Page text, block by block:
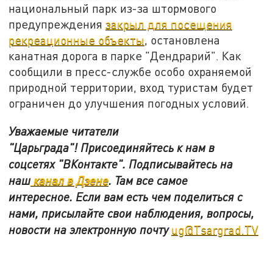
национальный парк из-за штормового
предупреждениязакрыл для посещения
рекреационные объекты, остановлена
канатная дорога в парке "Дендрарий". Как
сообщили в пресс-службе особо охраняемой
природной территории, вход туристам будет
ограничен до улучшения погодных условий.
Уважаемые читатели
"Царьграда"! Присоединяйтесь к нам в
соцсетях "ВКонтакте". Подписывайтесь на
нашканал в Дзене. Там все самое
интересное. Если вам есть чем поделиться с
нами, присылайте свои наблюдения, вопросы,
новости на электронную почтуug@Tsargrad.TV